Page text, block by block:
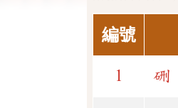
編號
1 硎